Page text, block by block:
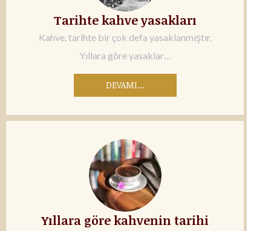
Tarihte kahve yasakları
Kahve, tarihte bir çok defa yasaklanmıştır.
Yıllara göre yasaklar…
DEVAMI…
Yıllara göre kahvenin tarihi